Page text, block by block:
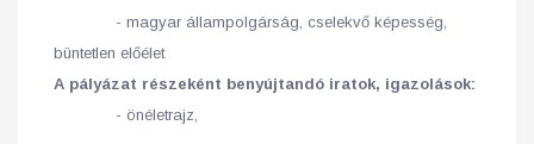
- magyar állampolgárság, cselekvő képesség,
büntetlen előélet
A pályázat részeként benyújtandó iratok, igazolások:
- önéletrajz,